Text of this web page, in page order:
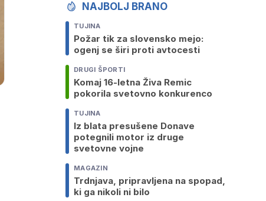
NAJBOLJ BRANO
TUJINA
Požar tik za slovensko mejo:
ogenj se širi proti avtocesti
DRUGI ŠPORTI
Komaj 16-letna Živa Remic
pokorila svetovno konkurenco
TUJINA
Iz blata presušene Donave
potegnili motor iz druge
svetovne vojne
MAGAZIN
Trdnjava, pripravljena na spopad,
ki ga nikoli ni bilo